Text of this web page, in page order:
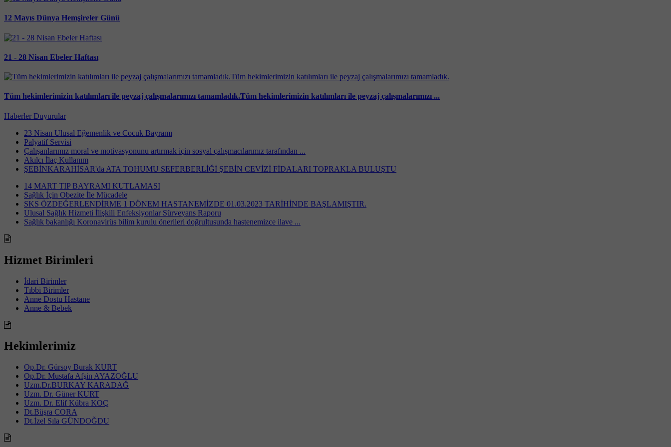
12 Mayıs Dünya Hemşireler Günü
21 - 28 Nisan Ebeler Haftası
Tüm hekimlerimizin katılımları ile peyzaj çalışmalarımızı tamamladık.Tüm hekimlerimizin katılımları ile peyzaj çalışmalarımızı ...
Haberler Duyurular
23 Nisan Ulusal Eğemenlik ve Cocuk Bayramı
Palyatif Servisi
Çalışanlarımız moral ve motivasyonunu artırmak için sosyal çalışmacılarımız tarafından ...
Akılcı İlaç Kullanım
ŞEBİNKARAHİSAR'da ATA TOHUMU SEFERBERLİĞİ ŞEBİN CEVİZİ FİDALARI TOPRAKLA BULUŞTU
14 MART TIP BAYRAMI KUTLAMASI
Sağlık İçin Obezite İle Mücadele
SKS ÖZDEĞERLENDİRME 1 DÖNEM HASTANEMİZDE 01.03.2023 TARİHİNDE BAŞLAMIŞTIR.
Ulusal Sağlık Hizmeti İlişkili Enfeksiyonlar Sürveyans Raporu
Sağlık bakanlığı Koronavirüs bilim kurulu önerileri doğrultusunda hastenemizce ilave ...
Hizmet Birimleri
İdari Birimler
Tıbbi Birimler
Anne Dostu Hastane
Anne & Bebek
Hekimlerimiz
Op.Dr. Gürsoy Burak KURT
Op.Dr. Mustafa Afşin AYAZOĞLU
Uzm.Dr.BURKAY KARADAĞ
Uzm. Dr. Güner KURT
Uzm. Dr. Elif Kübra KOÇ
Dt.Büşra CORA
Dt.İzel Sıla GÜNDOĞDU